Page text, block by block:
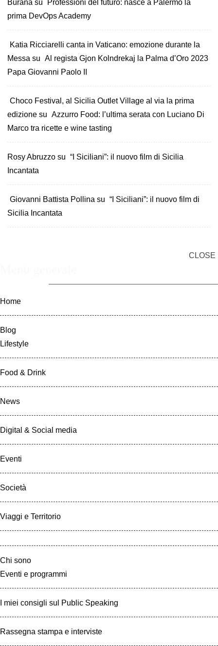
prima DevOps Academy
Katia Ricciarelli canta in Vaticano: emozione durante la
Messa su
Al regista Gjon Kolndrekaj la Palma d’Oro 2023
Papa Giovanni Paolo II
Choco Festival, al Sicilia Outlet Village al via la prima
edizione su
Azzurro Food: l’ultima serata con Luciano Di
Marco tra ricette e wine tasting
Rosy Abruzzo su “I Siciliani”: il nuovo film di Sicilia
Incantata
Giovanni Battista Pollina su “I Siciliani”: il nuovo film di
Sicilia Incantata
CLOSE
Home
Blog
Lifestyle
Food & Drink
News
Digital & Social media
Eventi
Società
Viaggi e Territorio
Chi sono
Eventi e programmi
I miei consigli sul Public Speaking
Rassegna stampa e interviste